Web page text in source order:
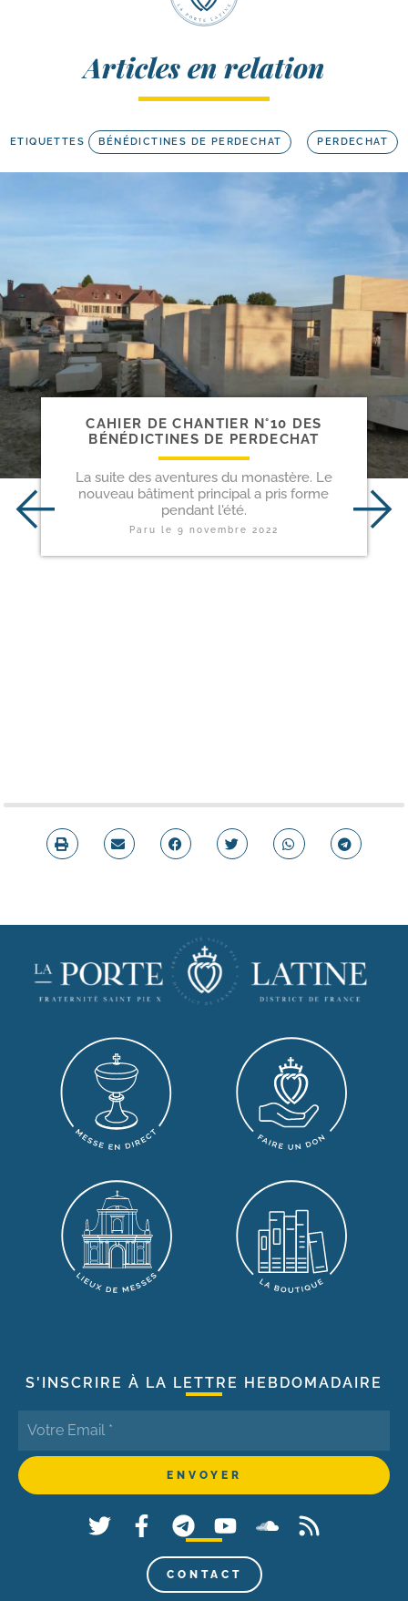
Articles en relation
ETIQUETTES BÉNÉDICTINES DE PERDECHAT PERDECHAT
CAHIER DE CHANTIER N°10 DES
BÉNÉDICTINES DE PERDECHAT
La suite des aventures du monastère. Le
nouveau bâtiment principal a pris forme
pendant l'été.
Paru le 9 novembre 2022
S'INSCRIRE À LA LETTRE HEBDOMADAIRE
CONTACT